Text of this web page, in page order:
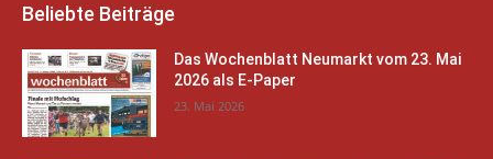
Beliebte Beiträge
Das Wochenblatt Neumarkt vom 23. Mai
2026 als E-Paper
23. Mai 2026